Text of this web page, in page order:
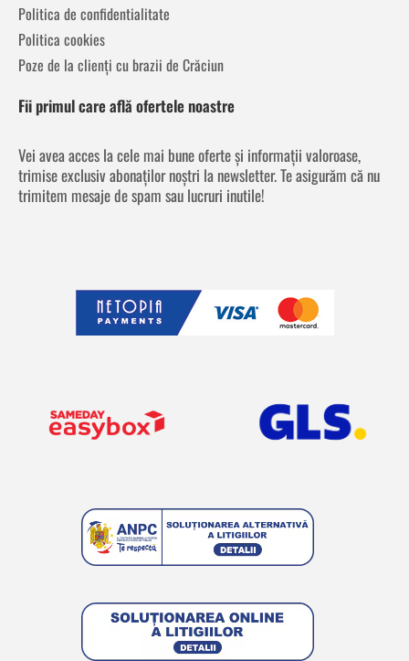
Politica de confidentialitate
Politica cookies
Poze de la clienți cu brazii de Crăciun
Fii primul care află ofertele noastre
Vei avea acces la cele mai bune oferte și informații valoroase,
trimise exclusiv abonaților noștri la newsletter. Te asigurăm că nu
trimitem mesaje de spam sau lucruri inutile!